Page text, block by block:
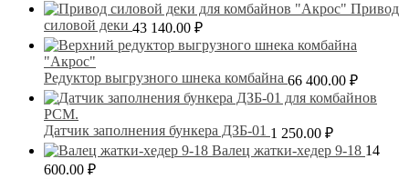
Привод
силовой деки 43 140.00 ₽
Редуктор выгрузного шнека комбайна 66 400.00 ₽
Датчик заполнения бункера ДЗБ-01 1 250.00 ₽
Валец жатки-хедер 9-18 14
600.00 ₽